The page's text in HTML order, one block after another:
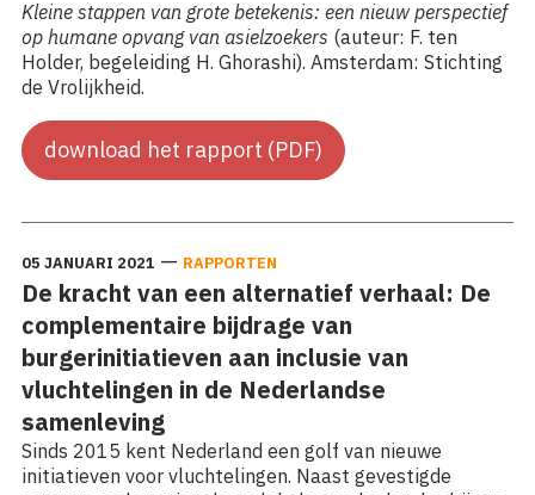
Kleine stappen van grote betekenis: een nieuw perspectief
op humane opvang van asielzoekers (auteur: F. ten
Holder, begeleiding H. Ghorashi). Amsterdam: Stichting
de Vrolijkheid.
download het rapport (PDF)
05 JANUARI 2021 — RAPPORTEN
De kracht van een alternatief verhaal: De
complementaire bijdrage van
burgerinitiatieven aan inclusie van
vluchtelingen in de Nederlandse
samenleving
Sinds 2015 kent Nederland een golf van nieuwe
initiatieven voor vluchtelingen. Naast gevestigde